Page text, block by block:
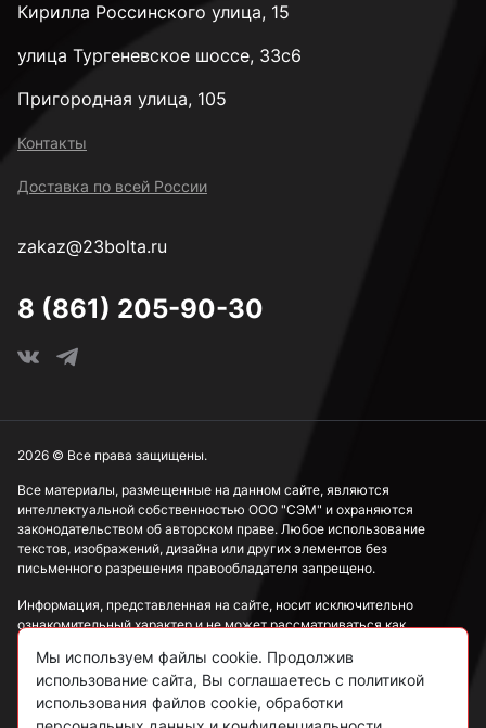
Кирилла Россинского улица, 15
улица Тургеневское шоссе, 33с6
Пригородная улица, 105
Контакты
Доставка по всей России
zakaz@23bolta.ru
8 (861) 205-90-30
Все материалы, размещенные на данном сайте, являются
интеллектуальной собственностью ООО "СЭМ" и охраняются
законодательством об авторском праве. Любое использование
текстов, изображений, дизайна или других элементов без
письменного разрешения правообладателя запрещено.
Информация, представленная на сайте, носит исключительно
ознакомительный характер и не может рассматриваться как
Политика конфиденциальности
2026 © Все права защищены.
Мы используем файлы cookie. Продолжив
использование сайта, Вы соглашаетесь с политикой
использования файлов cookie, обработки